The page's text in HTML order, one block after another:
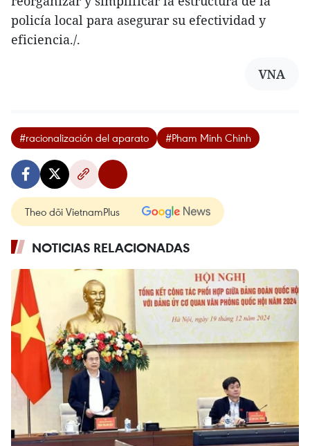
policía local para asegurar su efectividad y
eficiencia./.
VNA
#racionalización del aparato #Pham Minh Chinh
Theo dõi VietnamPlus
NOTICIAS RELACIONADAS